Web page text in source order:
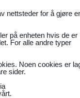
nettsteder for å gjøre
på enheten hvis de er
For alle andre typer
Noen cookies er
sider.